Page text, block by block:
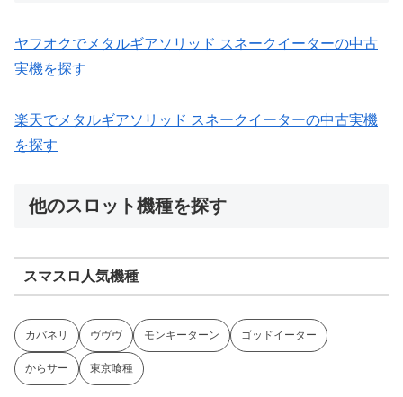
ヤフオクでメタルギアソリッド スネークイーターの中古
実機を探す
楽天でメタルギアソリッド スネークイーターの中古実機
を探す
他のスロット機種を探す
スマスロ人気機種
カバネリ ヴヴヴ モンキーターン ゴッドイーター
からサー 東京喰種